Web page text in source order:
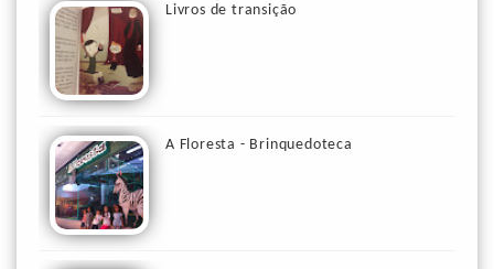
Livros de transição
A Floresta - Brinquedoteca